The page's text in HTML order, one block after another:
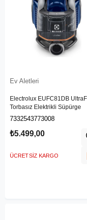
Ev Aletleri
Electrolux EUFC81DB
Torbasız Elektrikli Süpürge
7332543773008
₺5.499,00
ÜCRETSIZ KARGO